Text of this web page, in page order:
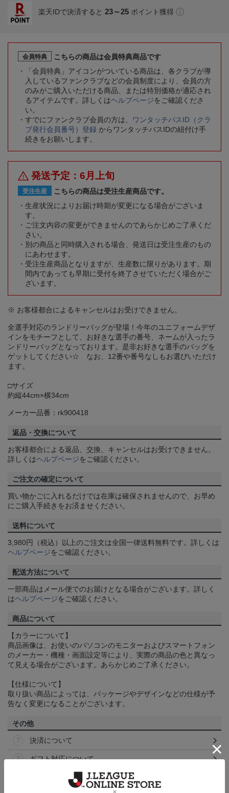
楽天IDで決済すると 23～25 ポイント獲得
会員特典
こちらの商品は会員特典商品です
「会員特典」アイコンがついている商品は、各クラブが導
入しているファンクラブなどの会員制度により、会員の方
のみがご購入いただける商品、または特別価格が適応され
るアイテムです。詳しくはヘルプページをご確認くださ
い。
すでにファンクラブ会員の方は、
ワンタッチパスID（クラ
ブ発行会員番号）登録 からワンタッチパスIDの紐付け手
続きをお願いします。
発送予定：6月上旬
受注生産
こちらの商品は受注生産商品です。
生産状況によりお届け時期が変更になる場合がございま
す。
ご注文内容の変更ができませんのであらかじめご了承くだ
さい。
別の商品と同時購入される場合、発送日は受注生産のもの
にあわせます。
受注生産商品となりますが、生産数に限りがあります。期
間内であっても早期に受付を終了させていただく場合がご
ざいます。
※ お客様都合によるキャンセルはお受けできません。
全選手対応のランドリーバッグが登場！今年のユニフォームデザ
インをモチーフとして、お好きな選手の番号、ネームが入ったラ
ンドリーバッグとなっております。是非お好きな選手のバッグを
ゲットしてください☆ なお、12番や番号なしもお選びいただけ
ます。
□サイズ
約縦44cm×横34cm
メーカー品番：rk900418
返品・交換について
お客様都合による返品、交換、キャンセルはお受けできません。
詳しくはヘルプページをご確認ください。
ご注文の確定について
買い物かごに入れるだけでは在庫は確保されませんので、お早め
にご購入手続きをお済ませください。
送料について
3,980円（税込）以上のご注文は全国一律送料無料です。詳しくは
ヘルプページをご確認ください。
配送方法について
一部商品はメール便でのお届けとなる場合がございます。詳しく
はヘルプページをご確認ください。
商品について
【カラーについて】
商品画像は、お使いのパソコンのモニターおよびスマートフォン
のメーカー・機種・画面設定等により、実際の商品の色と異なっ
て見える場合がございます。あらかじめご了承ください。
【仕様について】
取り扱い商品によっては、パッケージやデザインなどの仕様が予
告なく変更になることがございます。
その他
決済について
ギフト対応について
ヘルプページ